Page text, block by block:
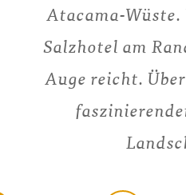
Atacama-
Salzhotel am
Auge reicht.